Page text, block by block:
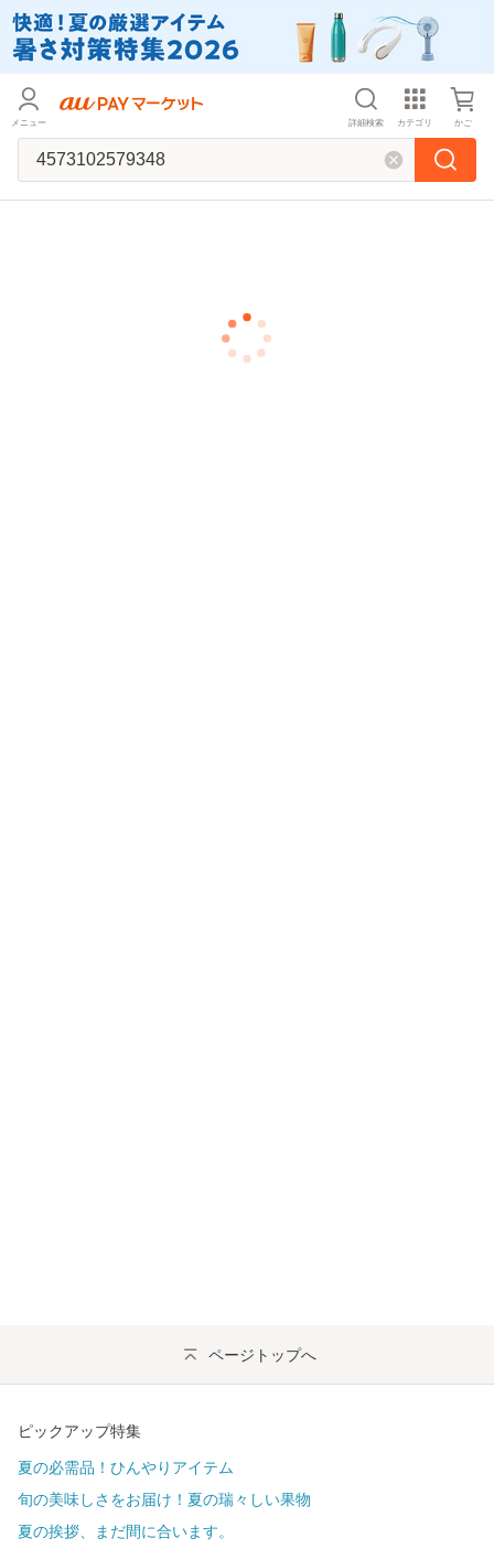
メニュー 詳細検索 カテゴリ かご
ページトップへ
ピックアップ特集
夏の必需品！ひんやりアイテム
旬の美味しさをお届け！夏の瑞々しい果物
夏の挨拶、まだ間に合います。